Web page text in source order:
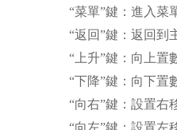
“菜單”鍵：進入菜
“返回”鍵：返回到
“上升”鍵：向上置
“下降”鍵：向下置
“向右”鍵：設置右
“向左”鍵：設置左